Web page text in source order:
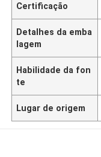
Certificação
Detalhes da emba
lagem
Habilidade da fon
te
Lugar de origem